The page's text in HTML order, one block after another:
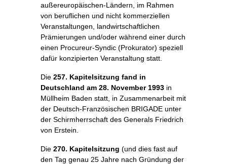
außereuropäischen-Ländern, im Rahmen
von beruflichen und nicht kommerziellen
Veranstaltungen, landwirtschaftlichen
Prämierungen und/oder während einer durch
einen Procureur-Syndic (Prokurator) speziell
dafür konzipierten Veranstaltung statt.
Die 257. Kapitelsitzung fand in
Deutschland am 28. November 1993 in
Müllheim Baden statt, in Zusammenarbeit mit
der Deutsch-Französischen BRIGADE unter
der Schirmherrschaft des Generals Friedrich
von Erstein.
Die 270. Kapitelsitzung (und dies fast auf
den Tag genau 25 Jahre nach Gründung der